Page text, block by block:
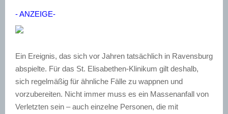
- ANZEIGE-
Ein Ereignis, das sich vor Jahren tatsächlich in Ravensburg
abspielte. Für das St. Elisabethen-Klinikum gilt deshalb,
sich regelmäßig für ähnliche Fälle zu wappnen und
vorzubereiten. Nicht immer muss es ein Massenanfall von
Verletzten sein – auch einzelne Personen, die mit